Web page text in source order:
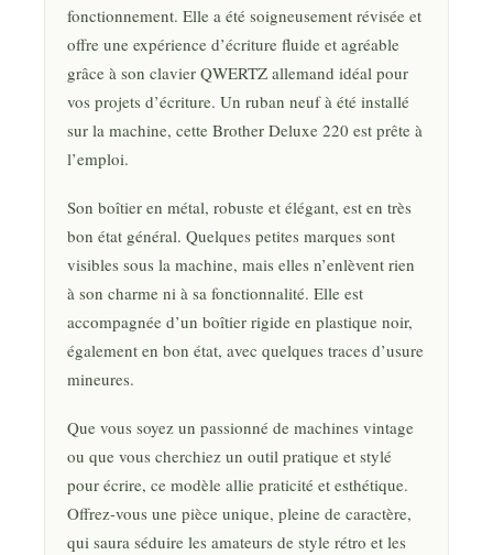
fonctionnement. Elle a été soigneusement révisée et
offre une expérience d’écriture fluide et agréable
grâce à son clavier QWERTZ allemand idéal pour
vos projets d’écriture. Un ruban neuf à été installé
sur la machine, cette Brother Deluxe 220 est prête à
l’emploi.
Son boîtier en métal, robuste et élégant, est en très
bon état général. Quelques petites marques sont
visibles sous la machine, mais elles n’enlèvent rien
à son charme ni à sa fonctionnalité. Elle est
accompagnée d’un boîtier rigide en plastique noir,
également en bon état, avec quelques traces d’usure
mineures.
Que vous soyez un passionné de machines vintage
ou que vous cherchiez un outil pratique et stylé
pour écrire, ce modèle allie praticité et esthétique.
Offrez-vous une pièce unique, pleine de caractère,
qui saura séduire les amateurs de style rétro et les